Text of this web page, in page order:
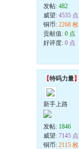
发帖: 482
威望: 4535 点
铜币: 2268 枚
贡献值: 0 点
好评度: 0 点
【特码力量】
新手上路
发帖: 1846
威望: 7145 点
铜币: 2115 枚